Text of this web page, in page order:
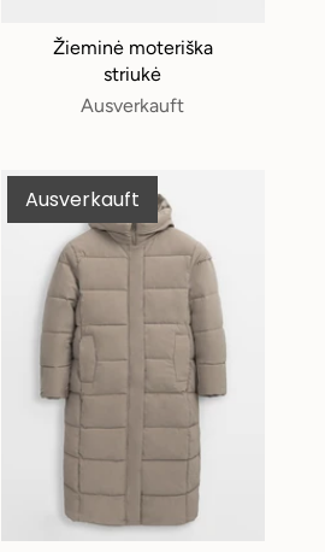
Žieminė moteriška
striukė
Ausverkauft
Ausverkauft